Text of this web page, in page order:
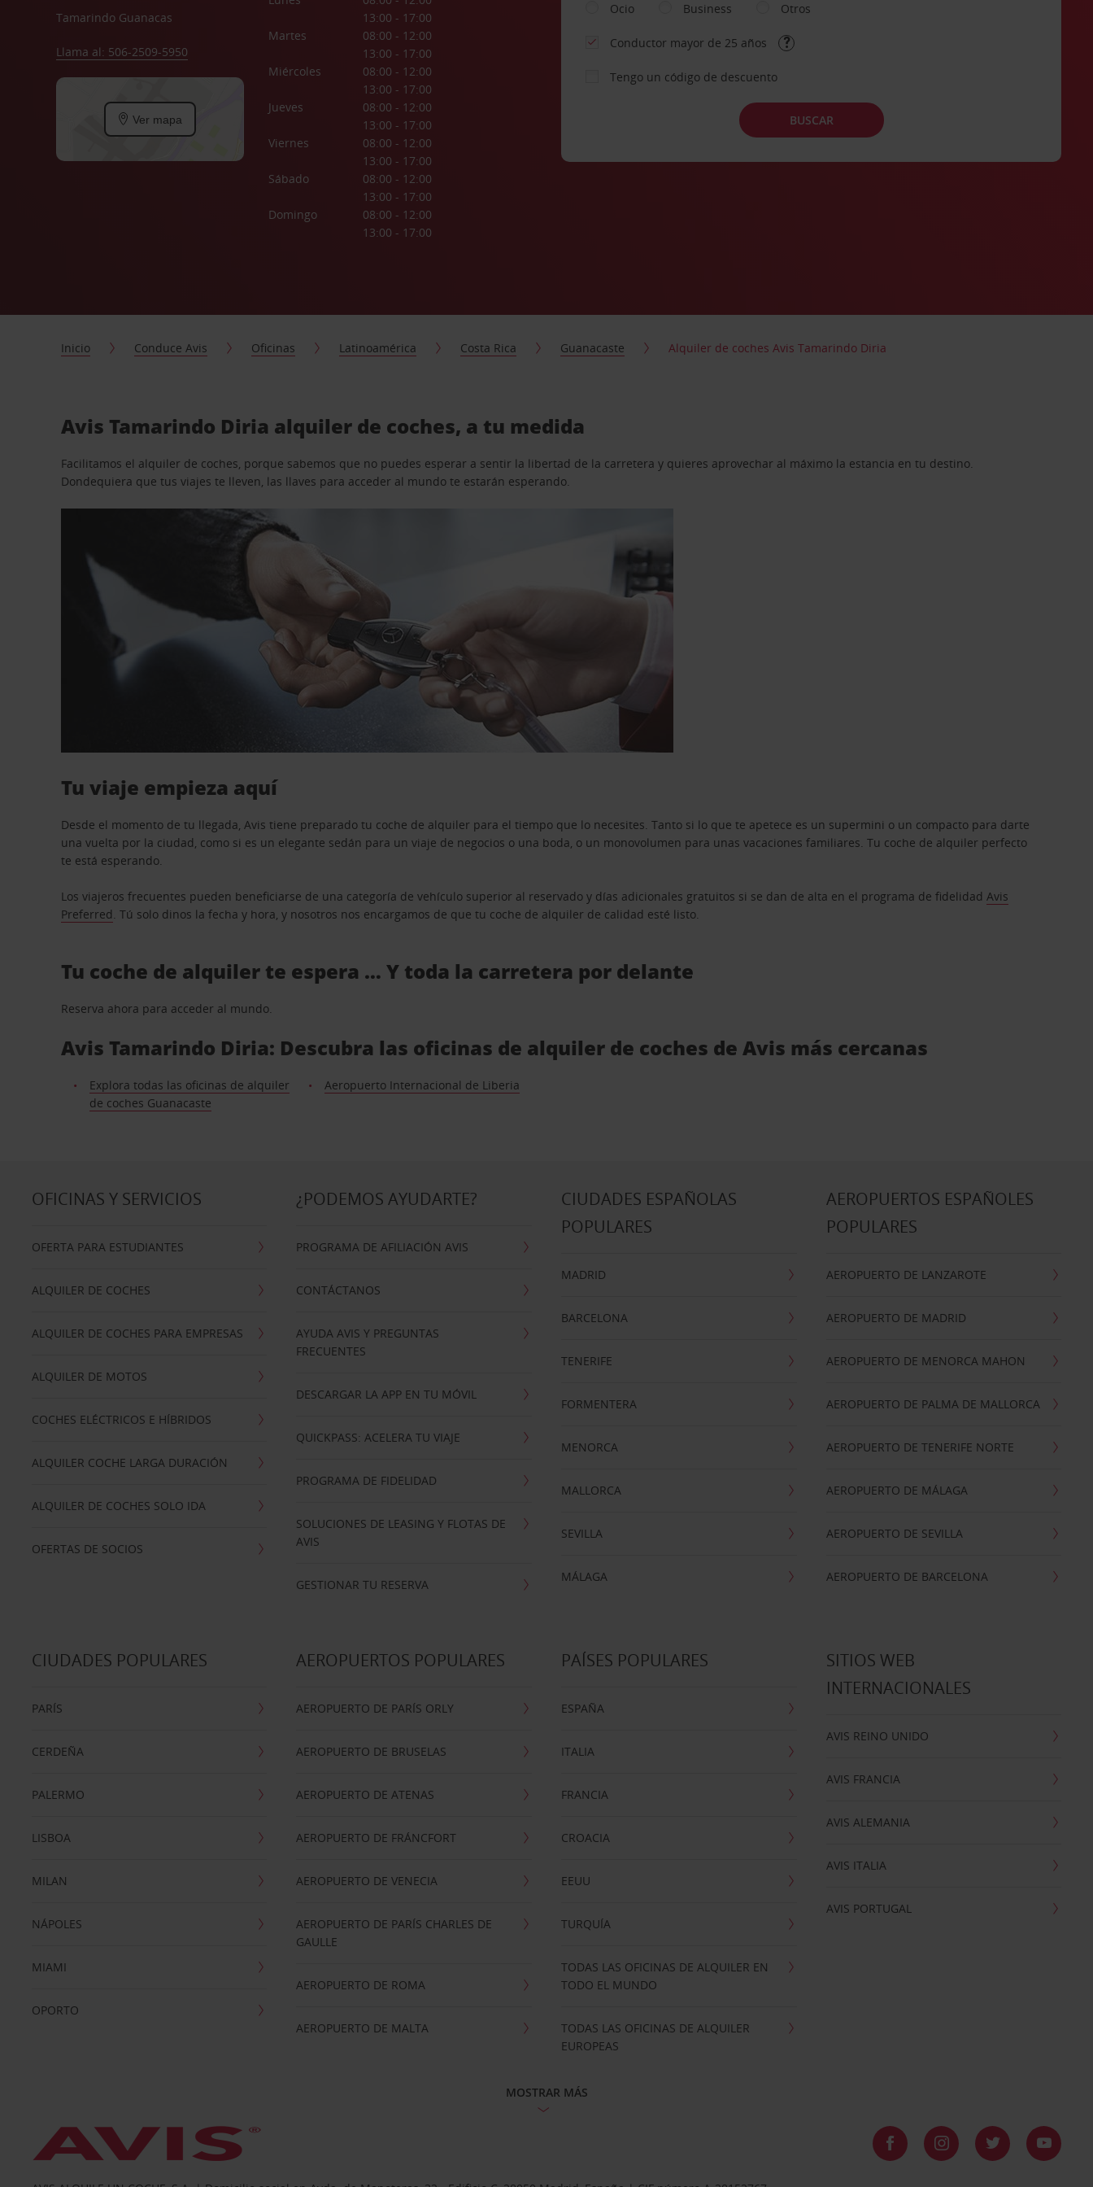
Tamarindo Guanacas
Llama al: 506-2509-5950
Ver mapa
13:00 - 17:00
Martes
08:00 - 12:00
13:00 - 17:00
Miércoles
08:00 - 12:00
13:00 - 17:00
Jueves
08:00 - 12:00
13:00 - 17:00
Viernes
08:00 - 12:00
13:00 - 17:00
Sábado
08:00 - 12:00
13:00 - 17:00
Domingo
08:00 - 12:00
13:00 - 17:00
Ocio
Business Otros
Conductor mayor de 25 años
Tengo un código de descuento
BUSCAR
Inicio Conduce Avis Oficinas Latinoamérica Costa Rica Guanacaste Alquiler de coches Avis Tamarindo Diria
Avis Tamarindo Diria alquiler de coches, a tu medida
Facilitamos el alquiler de coches, porque sabemos que no puedes esperar a sentir la libertad de la carretera y quieres aprovechar al máximo la estancia en tu destino.
Dondequiera que tus viajes te lleven, las llaves para acceder al mundo te estarán esperando.
Tu viaje empieza aquí
Desde el momento de tu llegada, Avis tiene preparado tu coche de alquiler para el tiempo que lo necesites. Tanto si lo que te apetece es un supermini o un compacto para darte
una vuelta por la ciudad, como si es un elegante sedán para un viaje de negocios o una boda, o un monovolumen para unas vacaciones familiares. Tu coche de alquiler perfecto
te está esperando.
Los viajeros frecuentes pueden beneficiarse de una categoría de vehículo superior al reservado y días adicionales gratuitos si se dan de alta en el programa de fidelidadAvis
Preferred. Tú solo dinos la fecha y hora, y nosotros nos encargamos de que tu coche de alquiler de calidad esté listo.
Tu coche de alquiler te espera … Y toda la carretera por delante
Reserva ahora para acceder al mundo.
Avis Tamarindo Diria: Descubra las oficinas de alquiler de coches de Avis más cercanas
Explora todas las oficinas de alquiler
de coches Guanacaste
Aeropuerto Internacional de Liberia
OFICINAS Y SERVICIOS
OFERTA PARA ESTUDIANTES
ALQUILER DE COCHES
ALQUILER DE COCHES PARA EMPRESAS
ALQUILER DE MOTOS
COCHES ELÉCTRICOS E HÍBRIDOS
ALQUILER COCHE LARGA DURACIÓN
ALQUILER DE COCHES SOLO IDA
OFERTAS DE SOCIOS
¿PODEMOS AYUDARTE?
PROGRAMA DE AFILIACIÓN AVIS
CONTÁCTANOS
AYUDA AVIS Y PREGUNTAS
FRECUENTES
DESCARGAR LA APP EN TU MÓVIL
QUICKPASS: ACELERA TU VIAJE
PROGRAMA DE FIDELIDAD
SOLUCIONES DE LEASING Y FLOTAS DE
AVIS
GESTIONAR TU RESERVA
CIUDADES ESPAÑOLAS
POPULARES
MADRID
BARCELONA
TENERIFE
FORMENTERA
MENORCA
MALLORCA
SEVILLA
MÁLAGA
AEROPUERTOS ESPAÑOLES
POPULARES
AEROPUERTO DE LANZAROTE
AEROPUERTO DE MADRID
AEROPUERTO DE MENORCA MAHON
AEROPUERTO DE PALMA DE MALLORCA
AEROPUERTO DE TENERIFE NORTE
AEROPUERTO DE MÁLAGA
AEROPUERTO DE SEVILLA
AEROPUERTO DE BARCELONA
CIUDADES POPULARES
PARÍS
CERDEÑA
PALERMO
LISBOA
MILAN
NÁPOLES
MIAMI
OPORTO
AEROPUERTOS POPULARES
AEROPUERTO DE PARÍS ORLY
AEROPUERTO DE BRUSELAS
AEROPUERTO DE ATENAS
AEROPUERTO DE FRÁNCFORT
AEROPUERTO DE VENECIA
AEROPUERTO DE PARÍS CHARLES DE
GAULLE
AEROPUERTO DE ROMA
AEROPUERTO DE MALTA
PAÍSES POPULARES
ESPAÑA
ITALIA
FRANCIA
CROACIA
EEUU
TURQUÍA
TODAS LAS OFICINAS DE ALQUILER EN
TODO EL MUNDO
TODAS LAS OFICINAS DE ALQUILER
EUROPEAS
SITIOS WEB
INTERNACIONALES
AVIS REINO UNIDO
AVIS FRANCIA
AVIS ALEMANIA
AVIS ITALIA
AVIS PORTUGAL
MOSTRAR MÁS